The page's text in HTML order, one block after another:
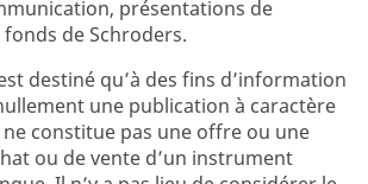
présentations de
de Schroders.
destiné qu’à des fins d’information
une publication à caractère
constitue pas une offre ou une
ou de vente d’un instrument